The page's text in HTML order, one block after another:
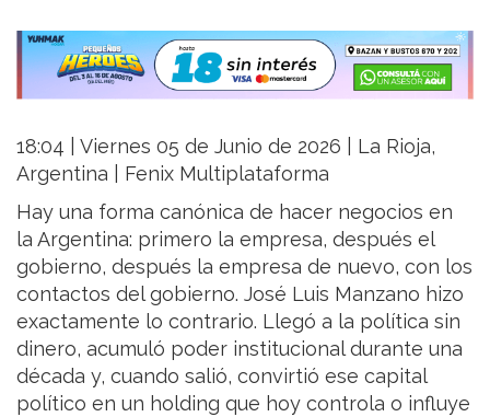
18:04 | Viernes 05 de Junio de 2026 | La Rioja,
Argentina | Fenix Multiplataforma
Hay una forma canónica de hacer negocios en
la Argentina: primero la empresa, después el
gobierno, después la empresa de nuevo, con los
contactos del gobierno. José Luis Manzano hizo
exactamente lo contrario. Llegó a la política sin
dinero, acumuló poder institucional durante una
década y, cuando salió, convirtió ese capital
político en un holding que hoy controla o influye